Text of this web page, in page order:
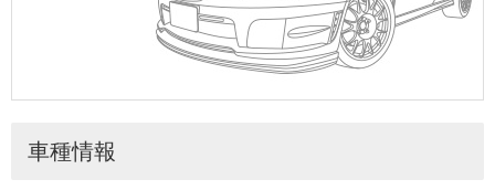
車種情報